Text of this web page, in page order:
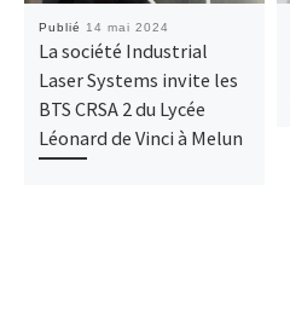
Publié 14 mai 2024
La société Industrial
Laser Systems invite les
BTS CRSA 2 du Lycée
Léonard de Vinci à Melun